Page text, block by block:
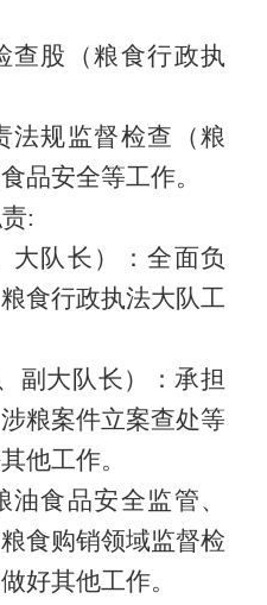
查股（粮食行政执
法规监督检查（粮
品安全等工作。
:
大队长）：全面负
食行政执法大队工
副大队长）：承担
粮案件立案查处等
他工作。
食品安全监管、
食购销领域监督检
好其他工作。